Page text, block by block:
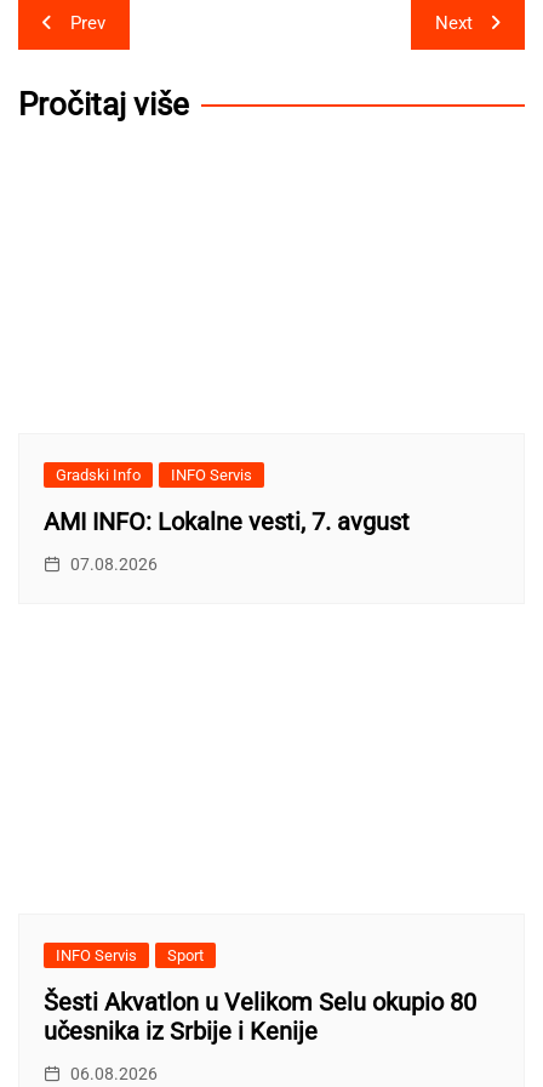
Post
navigation
Prev Next
Pročitaj više
Gradski Info INFO Servis
AMI INFO: Lokalne vesti, 7. avgust
07.08.2026
INFO Servis Sport
Šesti Akvatlon u Velikom Selu okupio 80
učesnika iz Srbije i Kenije
06.08.2026